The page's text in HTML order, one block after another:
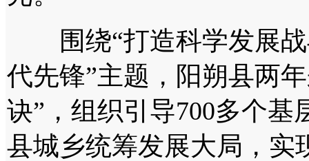
围绕“打造科学发展战
代先锋”主题，阳朔县两
诀”，组织引导700多个
县城乡统筹发展大局，实